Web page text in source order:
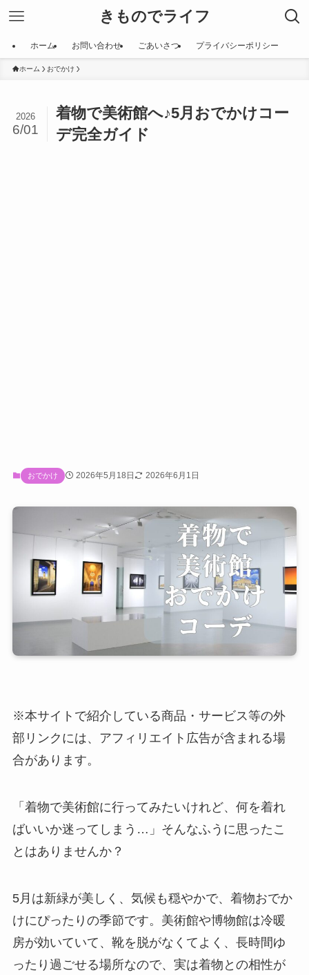
きものでライフ
ホーム お問い合わせ ごあいさつ プライバシーポリシー
ホーム おでかけ
着物で美術館へ♪5月おでかけコー
デ完全ガイド
2026
6/01
おでかけ 2026年5月18日 2026年6月1日
※本サイトで紹介している商品・サービス等の外
部リンクには、アフィリエイト広告が含まれる場
合があります。
「着物で美術館に行ってみたいけれど、何を着れ
ばいいか迷ってしまう…」そんなふうに思ったこ
とはありませんか？
5月は新緑が美しく、気候も穏やかで、着物おでか
けにぴったりの季節です。美術館や博物館は冷暖
房が効いていて、靴を脱がなくてよく、長時間ゆ
ったり過ごせる場所なので、実は着物との相性が